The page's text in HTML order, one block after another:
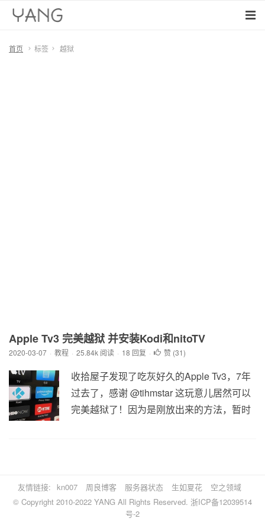
首页 标签 越狱
Apple Tv3 完美越狱 并安装Kodi和nitoTV
2020-03-07 · 教程 · 25.84k 阅读 · 18 回复 · 赞 (31)
收拾屋子发现了吃灰好久的Apple Tv3，7年
过去了，感谢 @tihmstar 这玩意儿居然可以
完美越狱了！因为是刚放出来的方法，暂时
了折腾，之后可能会有更多的玩法吧~ 越狱
步...
友情链接: kn007 周良博客 服务器状态 生如夏花
空之领域
© Copyright 2010-2022 YANG All Rights Reserved. 浙ICP备12039514
号-2